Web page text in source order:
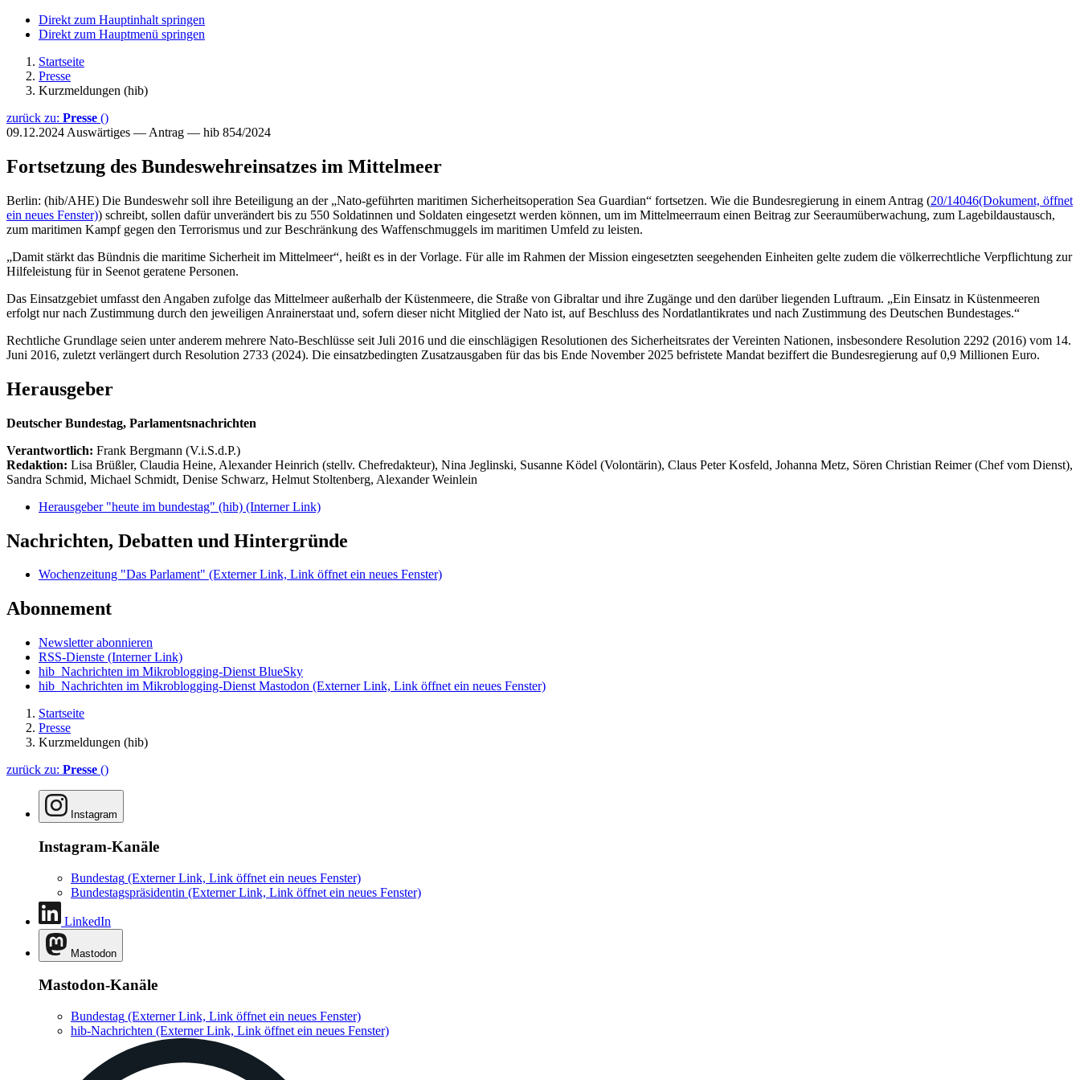
Direkt zum Hauptinhalt springen
Direkt zum Hauptmenü springen
Startseite
Presse
Kurzmeldungen (hib)
zurück zu: Presse ()
09.12.2024 Auswärtiges — Antrag — hib 854/2024
Fortsetzung des Bundeswehreinsatzes im Mittelmeer
Berlin: (hib/AHE) Die Bundeswehr soll ihre Beteiligung an der „Nato-geführten maritimen Sicherheitsoperation Sea Guardian“ fortsetzen. Wie die Bundesregierung in einem Antrag (20/14046(Dokument, öffnet
ein neues Fenster)) schreibt, sollen dafür unverändert bis zu 550 Soldatinnen und Soldaten eingesetzt werden können, um im Mittelmeerraum einen Beitrag zur Seeraumüberwachung, zum Lagebildaustausch,
zum maritimen Kampf gegen den Terrorismus und zur Beschränkung des Waffenschmuggels im maritimen Umfeld zu leisten.
„Damit stärkt das Bündnis die maritime Sicherheit im Mittelmeer“, heißt es in der Vorlage. Für alle im Rahmen der Mission eingesetzten seegehenden Einheiten gelte zudem die völkerrechtliche Verpflichtung zur
Hilfeleistung für in Seenot geratene Personen.
Das Einsatzgebiet umfasst den Angaben zufolge das Mittelmeer außerhalb der Küstenmeere, die Straße von Gibraltar und ihre Zugänge und den darüber liegenden Luftraum. „Ein Einsatz in Küstenmeeren
erfolgt nur nach Zustimmung durch den jeweiligen Anrainerstaat und, sofern dieser nicht Mitglied der Nato ist, auf Beschluss des Nordatlantikrates und nach Zustimmung des Deutschen Bundestages.“
Rechtliche Grundlage seien unter anderem mehrere Nato-Beschlüsse seit Juli 2016 und die einschlägigen Resolutionen des Sicherheitsrates der Vereinten Nationen, insbesondere Resolution 2292 (2016) vom 14.
Juni 2016, zuletzt verlängert durch Resolution 2733 (2024). Die einsatzbedingten Zusatzausgaben für das bis Ende November 2025 befristete Mandat beziffert die Bundesregierung auf 0,9 Millionen Euro.
Herausgeber
Deutscher Bundestag, Parlamentsnachrichten
Verantwortlich: Frank Bergmann (V.i.S.d.P.)
Redaktion: Lisa Brüßler, Claudia Heine, Alexander Heinrich (stellv. Chefredakteur), Nina Jeglinski, Susanne Ködel (Volontärin), Claus Peter Kosfeld, Johanna Metz, Sören Christian Reimer (Chef vom Dienst),
Sandra Schmid, Michael Schmidt, Denise Schwarz, Helmut Stoltenberg, Alexander Weinlein
Herausgeber "heute im bundestag" (hib) (Interner Link)
Nachrichten, Debatten und Hintergründe
Wochenzeitung "Das Parlament" (Externer Link, Link öffnet ein neues Fenster)
Abonnement
Newsletter abonnieren
RSS-Dienste (Interner Link)
hib_Nachrichten im Mikroblogging-Dienst BlueSky
hib_Nachrichten im Mikroblogging-Dienst Mastodon (Externer Link, Link öffnet ein neues Fenster)
Startseite
Presse
Kurzmeldungen (hib)
zurück zu: Presse ()
Instagram
Instagram-Kanäle
Bundestag (Externer Link, Link öffnet ein neues Fenster)
Bundestagspräsidentin (Externer Link, Link öffnet ein neues Fenster)
LinkedIn
Mastodon
Mastodon-Kanäle
Bundestag (Externer Link, Link öffnet ein neues Fenster)
hib-Nachrichten (Externer Link, Link öffnet ein neues Fenster)